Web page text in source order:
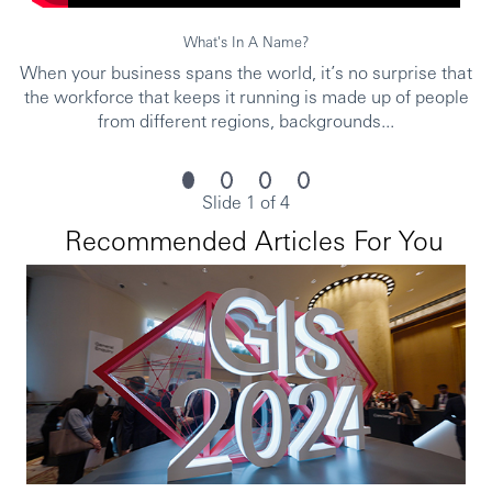
What's In A Name?
When your business spans the world, it’s no surprise that
the workforce that keeps it running is made up of people
from different regions, backgrounds...
Slide 1 of 4
Recommended Articles For You